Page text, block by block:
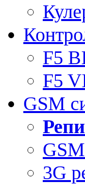
F5
F5
GSM
3G